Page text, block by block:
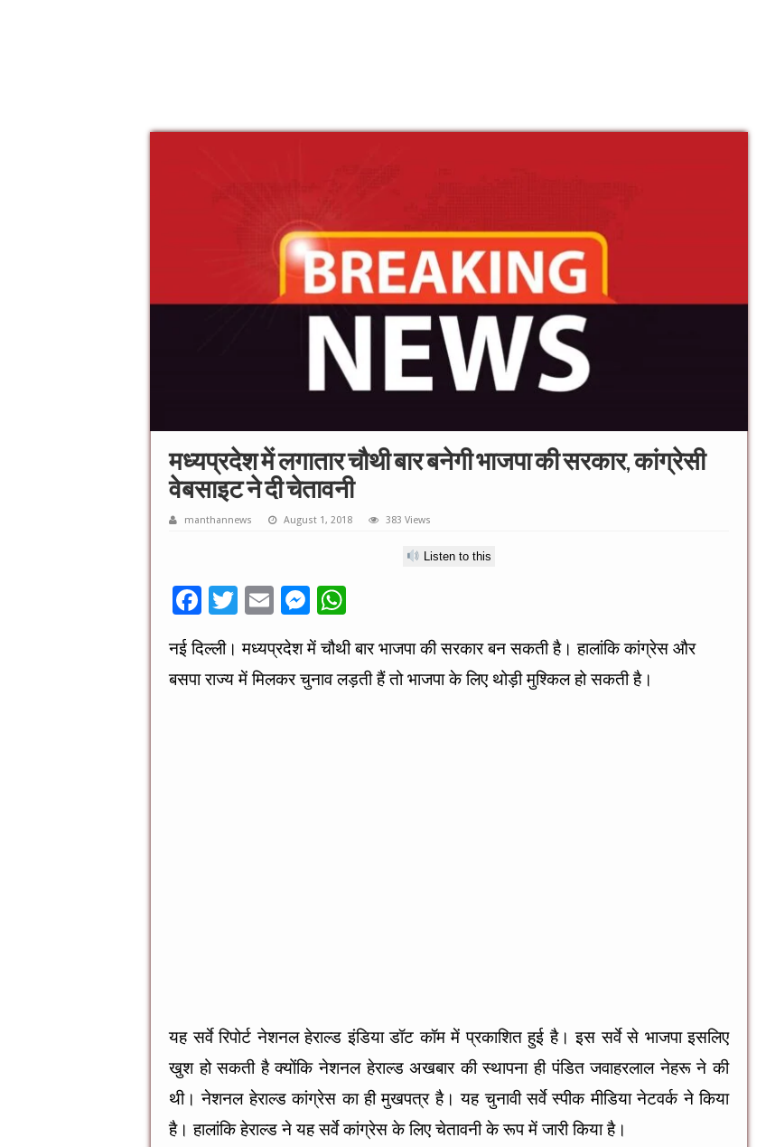
मध्यप्रदेश में लगातार चौथी बार बनेगी भाजपा की सरकार, कांग्रेसी
वेबसाइट ने दी चेतावनी
manthannews August 1, 2018 383 Views
Listen to this
F
e
b
T
tt
er
E
ai
l
M
se
n
at
sA
नई दिल्ली। मध्यप्रदेश में चौथी बार भाजपा की सरकार बन सकती है। हालांकि कांग्रेस और
बसपा राज्य में मिलकर चुनाव लड़ती हैं तो भाजपा के लिए थोड़ी मुश्किल हो सकती है।
यह सर्वे रिपोर्ट नेशनल हेराल्ड इंडिया डॉट कॉम में प्रकाशित हुई है। इस सर्वे से भाजपा इसलिए
खुश हो सकती है क्योंकि नेशनल हेराल्ड अखबार की स्थापना ही पंडित जवाहरलाल नेहरू ने की
थी। नेशनल हेराल्ड कांग्रेस का ही मुखपत्र है। यह चुनावी सर्वे स्पीक मीडिया नेटवर्क ने किया
है। हालांकि हेराल्ड ने यह सर्वे कांग्रेस के लिए चेतावनी के रूप में जारी किया है।